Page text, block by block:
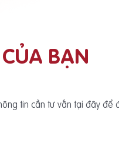
BẠN
tin cần tư vấn tại đây